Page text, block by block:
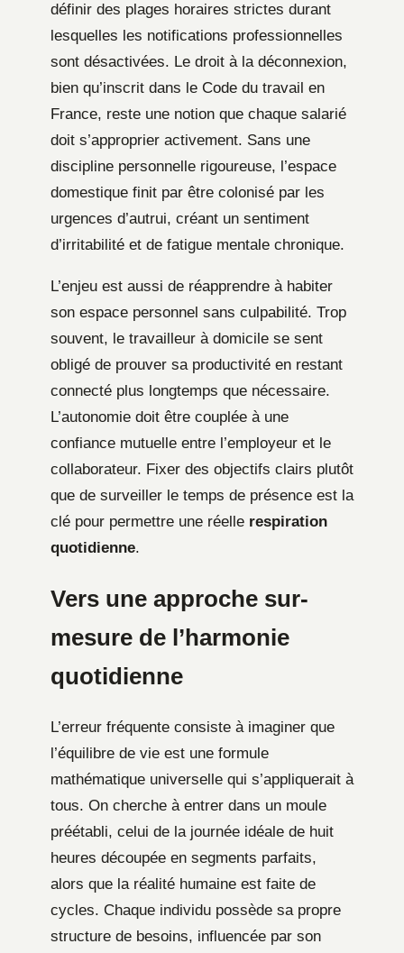
définir des plages horaires strictes durant
lesquelles les notifications professionnelles
sont désactivées. Le droit à la déconnexion,
bien qu’inscrit dans le Code du travail en
France, reste une notion que chaque salarié
doit s’approprier activement. Sans une
discipline personnelle rigoureuse, l’espace
domestique finit par être colonisé par les
urgences d’autrui, créant un sentiment
d’irritabilité et de fatigue mentale chronique.
L’enjeu est aussi de réapprendre à habiter
son espace personnel sans culpabilité. Trop
souvent, le travailleur à domicile se sent
obligé de prouver sa productivité en restant
connecté plus longtemps que nécessaire.
L’autonomie doit être couplée à une
confiance mutuelle entre l’employeur et le
collaborateur. Fixer des objectifs clairs plutôt
que de surveiller le temps de présence est la
clé pour permettre une réelle respiration
quotidienne.
Vers une approche sur-
mesure de l’harmonie
quotidienne
L’erreur fréquente consiste à imaginer que
l’équilibre de vie est une formule
mathématique universelle qui s’appliquerait à
tous. On cherche à entrer dans un moule
préétabli, celui de la journée idéale de huit
heures découpée en segments parfaits,
alors que la réalité humaine est faite de
cycles. Chaque individu possède sa propre
structure de besoins, influencée par son